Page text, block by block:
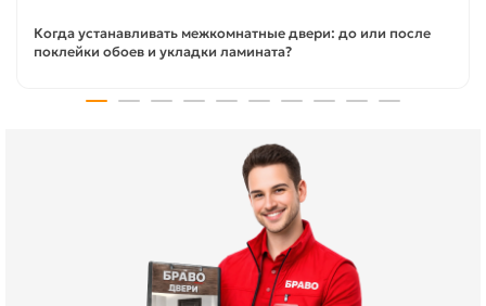
Когда устанавливать межкомнатные двери: до или после
поклейки обоев и укладки ламината?